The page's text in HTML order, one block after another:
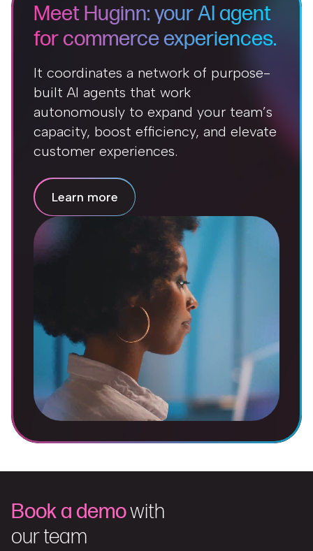
Meet Huginn: your AI agent
for commerce experiences.
It coordinates a network of purpose-
built AI agents that work
autonomously to expand your team’s
capacity, boost efficiency, and elevate
customer experiences.
Learn more
Book a demowith
our team